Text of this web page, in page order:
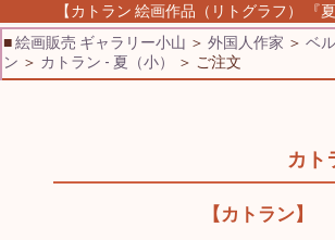
【カトラン 絵画作品（リトグラフ） 『
■絵画販売 ギャラリー小山 ＞ 外国人作家 ＞ ベ
ン ＞ カトラン - 夏（小） ＞ ご注文
カト
【カトラン】